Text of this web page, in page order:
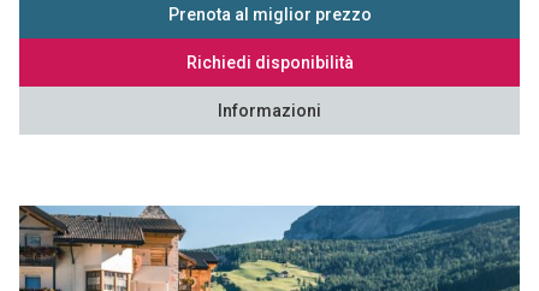
Prenota al miglior prezzo
Richiedi disponibilità
Informazioni